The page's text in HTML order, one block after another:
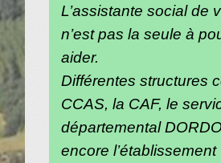
L’assistante social de
n’est pas la seule à
aider.
Différentes structures
CCAS, la CAF, le
départemental
encore l’établissement